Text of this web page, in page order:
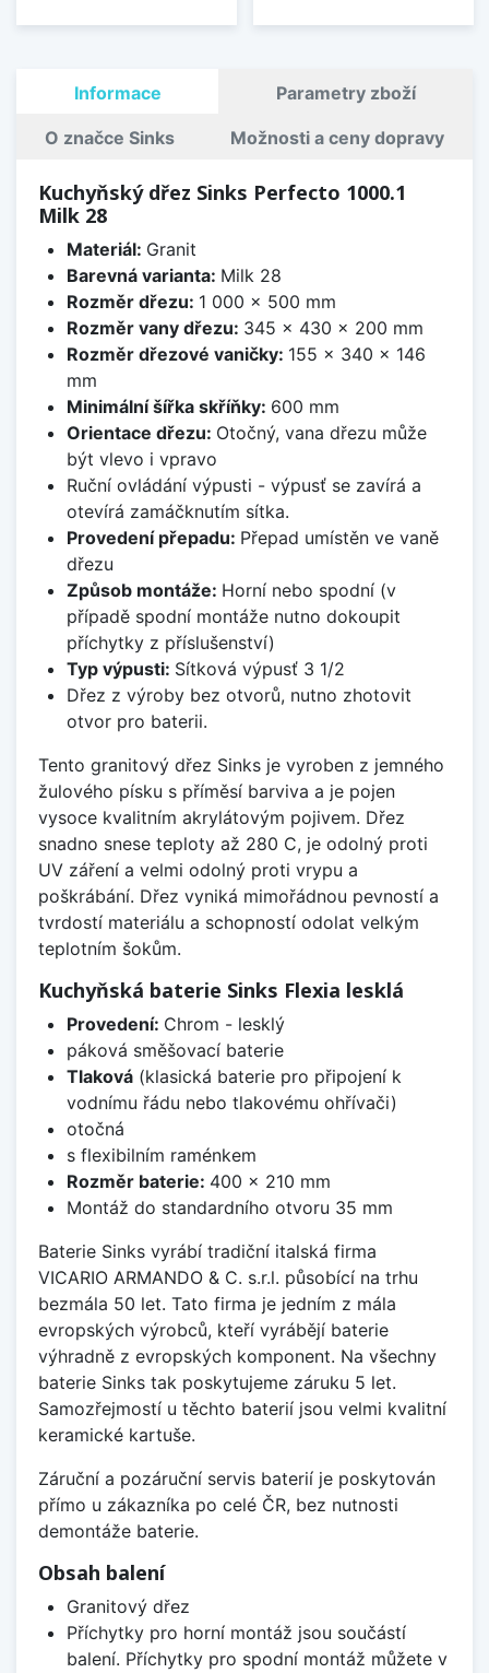
Informace Parametry zboží
O značce Sinks Možnosti a ceny dopravy
Kuchyňský dřez Sinks Perfecto 1000.1
Milk 28
Materiál: Granit
Barevná varianta: Milk 28
Rozměr dřezu: 1 000 x 500 mm
Rozměr vany dřezu: 345 x 430 x 200 mm
Rozměr dřezové vaničky: 155 x 340 x 146
mm
Minimální šířka skříňky: 600 mm
Orientace dřezu: Otočný, vana dřezu může
být vlevo i vpravo
Ruční ovládání výpusti - výpusť se zavírá a
otevírá zamáčknutím sítka.
Provedení přepadu: Přepad umístěn ve vaně
dřezu
Způsob montáže: Horní nebo spodní (v
případě spodní montáže nutno dokoupit
příchytky z příslušenství)
Typ výpusti: Sítková výpusť 3 1/2
Dřez z výroby bez otvorů, nutno zhotovit
otvor pro baterii.
Tento granitový dřez Sinks je vyroben z jemného
žulového písku s příměsí barviva a je pojen
vysoce kvalitním akrylátovým pojivem. Dřez
snadno snese teploty až 280 C, je odolný proti
UV záření a velmi odolný proti vrypu a
poškrábání. Dřez vyniká mimořádnou pevností a
tvrdostí materiálu a schopností odolat velkým
teplotním šokům.
Kuchyňská baterie Sinks Flexia lesklá
Provedení: Chrom - lesklý
páková směšovací baterie
Tlaková(klasická baterie pro připojení k
vodnímu řádu nebo tlakovému ohřívači)
otočná
s flexibilním raménkem
Rozměr baterie: 400 x 210 mm
Montáž do standardního otvoru 35 mm
Baterie Sinks vyrábí tradiční italská firma
VICARIO ARMANDO & C. s.r.l. působící na trhu
bezmála 50 let. Tato firma je jedním z mála
evropských výrobců, kteří vyrábějí baterie
výhradně z evropských komponent. Na všechny
baterie Sinks tak poskytujeme záruku 5 let.
Samozřejmostí u těchto baterií jsou velmi kvalitní
keramické kartuše.
Záruční a pozáruční servis baterií je poskytován
přímo u zákazníka po celé ČR, bez nutnosti
demontáže baterie.
Obsah balení
Granitový dřez
Příchytky pro horní montáž jsou součástí
balení. Příchytky pro spodní montáž můžete v